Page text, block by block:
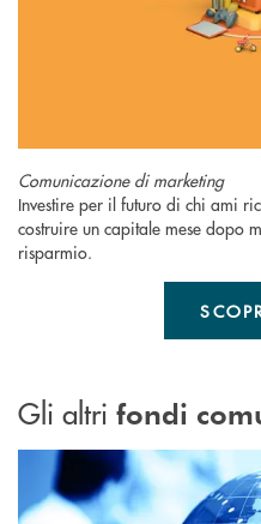
Comunicazione di marketing
Investire per il futuro di chi ami
costruire un capitale mese dopo
risparmio.
Gli altri fondi